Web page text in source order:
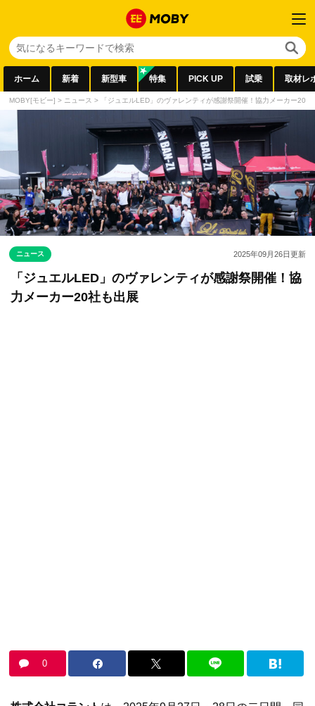
ホーム 新着 新型車 特集 PICK UP 試乗 取材レ
MOBY[モビー] > ニュース > 「ジュエルLED」のヴァレンティが感謝祭開催！協力メーカー20社
ニュース 2025年09月26日更新
「ジュエルLED」のヴァレンティが感謝祭開催！協
力メーカー20社も出展
0